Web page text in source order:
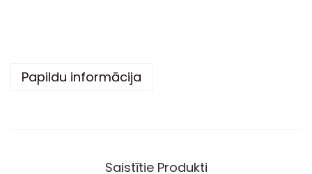
Papildu informācija
Saistītie Produkti